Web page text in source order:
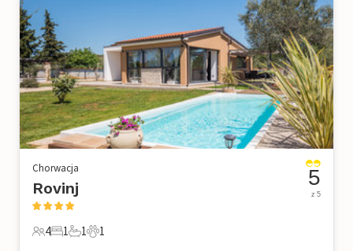
Chorwacja
Rovinj
4 Goście
4
1 Sypialnia
1
1 Łazienka
1
1 Zwierzę domowe
1
5
z 5